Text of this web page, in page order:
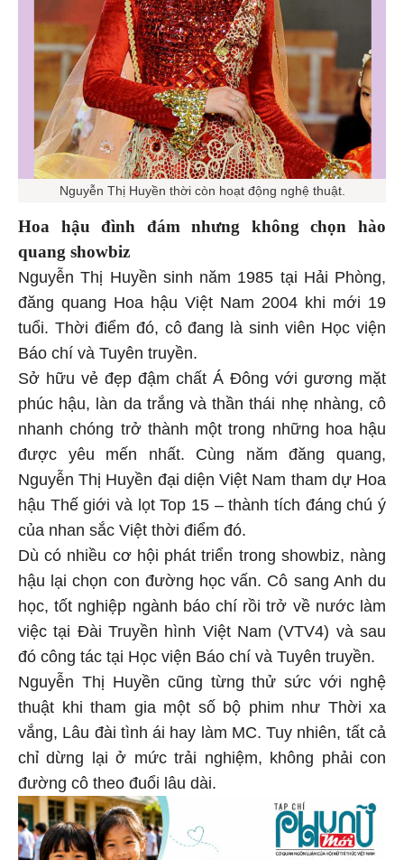
Nguyễn Thị Huyền thời còn hoạt động nghệ thuật.
Hoa hậu đình đám nhưng không chọn hào
quang showbiz
Nguyễn Thị Huyền sinh năm 1985 tại Hải Phòng,
đăng quang Hoa hậu Việt Nam 2004 khi mới 19
tuổi. Thời điểm đó, cô đang là sinh viên Học viện
Báo chí và Tuyên truyền.
Sở hữu vẻ đẹp đậm chất Á Đông với gương mặt
phúc hậu, làn da trắng và thần thái nhẹ nhàng, cô
nhanh chóng trở thành một trong những hoa hậu
được yêu mến nhất. Cùng năm đăng quang,
Nguyễn Thị Huyền đại diện Việt Nam tham dự Hoa
hậu Thế giới và lọt Top 15 – thành tích đáng chú ý
của nhan sắc Việt thời điểm đó.
Dù có nhiều cơ hội phát triển trong showbiz, nàng
hậu lại chọn con đường học vấn. Cô sang Anh du
học, tốt nghiệp ngành báo chí rồi trở về nước làm
việc tại Đài Truyền hình Việt Nam (VTV4) và sau
đó công tác tại Học viện Báo chí và Tuyên truyền.
Nguyễn Thị Huyền cũng từng thử sức với nghệ
thuật khi tham gia một số bộ phim như Thời xa
vắng, Lâu đài tình ái hay làm MC. Tuy nhiên, tất cả
chỉ dừng lại ở mức trải nghiệm, không phải con
đường cô theo đuổi lâu dài.